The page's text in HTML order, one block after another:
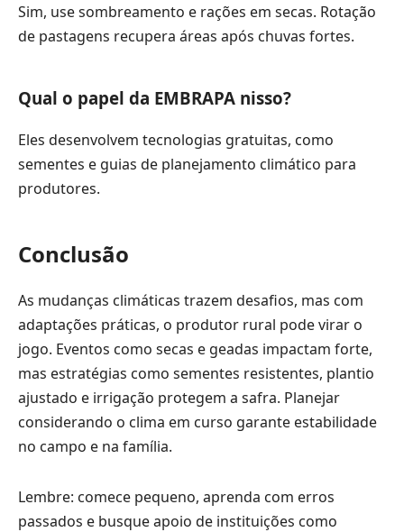
Sim, use sombreamento e rações em secas. Rotação
de pastagens recupera áreas após chuvas fortes.
Qual o papel da EMBRAPA nisso?
Eles desenvolvem tecnologias gratuitas, como
sementes e guias de planejamento climático para
produtores.
Conclusão
As mudanças climáticas trazem desafios, mas com
adaptações práticas, o produtor rural pode virar o
jogo. Eventos como secas e geadas impactam forte,
mas estratégias como sementes resistentes, plantio
ajustado e irrigação protegem a safra. Planejar
considerando o clima em curso garante estabilidade
no campo e na família.
Lembre: comece pequeno, aprenda com erros
passados e busque apoio de instituições como